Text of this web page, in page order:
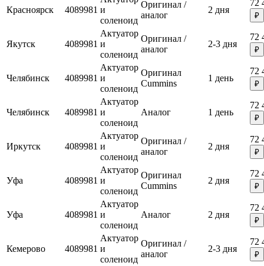
Красноярск 4089981 и
соленоид
Оригинал /
аналог
2 дня
72
₽
Якутск 4089981
Актуатор
и
соленоид
Оригинал /
аналог
2-3 дня
72
₽
Челябинск 4089981
Актуатор
и
соленоид
Оригинал
Cummins
1 день
72
₽
Челябинск 4089981
Актуатор
и
соленоид
Аналог 1 день
72
₽
Иркутск 4089981
Актуатор
и
соленоид
Оригинал /
аналог
2 дня
72
₽
Уфа 4089981
Актуатор
и
соленоид
Оригинал
Cummins
2 дня
72
₽
Уфа 4089981
Актуатор
и
соленоид
Аналог 2 дня
72
₽
Кемерово 4089981
Актуатор
и
соленоид
Оригинал /
аналог
2-3 дня
72
₽